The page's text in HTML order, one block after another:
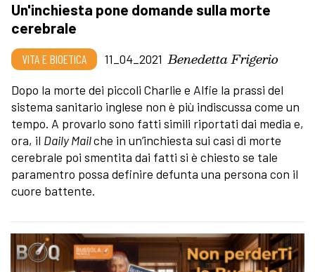
Un'inchiesta pone domande sulla morte
cerebrale
VITA E BIOETICA 11_04_2021 Benedetta Frigerio
Dopo la morte dei piccoli Charlie e Alfie la prassi del
sistema sanitario inglese non è più indiscussa come un
tempo. A provarlo sono fatti simili riportati dai media e,
ora, il Daily Mailche in un’inchiesta sui casi di morte
cerebrale poi smentita dai fatti si è chiesto se tale
paramentro possa definire defunta una persona con il
cuore battente.